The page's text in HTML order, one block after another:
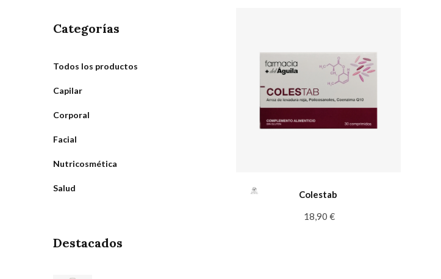
Categorías
Todos los productos
Capilar
Corporal
Facial
Nutricosmética
Salud
Destacados
Colestab
18,90 €